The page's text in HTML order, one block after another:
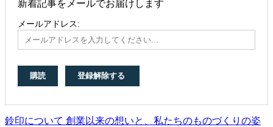
新着記事をメールでお届けします
メールアドレス:
鈴印について 創業以来の想いと、私たちのものづくりの姿